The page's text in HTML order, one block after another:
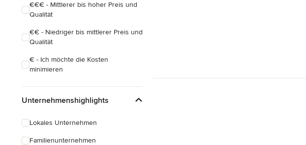
€€€ - Mittlerer bis hoher Preis und
Qualität
€€ - Niedriger bis mittlerer Preis und
Qualität
€ - Ich möchte die Kosten
minimieren
Unternehmenshighlights
Lokales Unternehmen
Familienunternehmen